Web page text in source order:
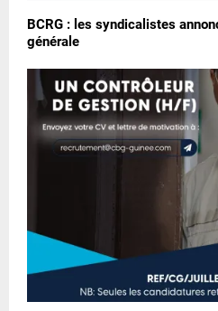
BCRG : les syndicalistes
générale